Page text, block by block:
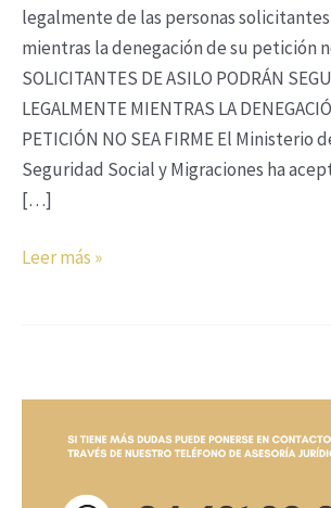
legalmente de las personas
mientras la denegación de su petición
SOLICITANTES DE ASILO PODRÁN
LEGALMENTE MIENTRAS LA
PETICIÓN NO SEA FIRME El Ministerio
Seguridad Social y Migraciones ha
[…]
Leer más »